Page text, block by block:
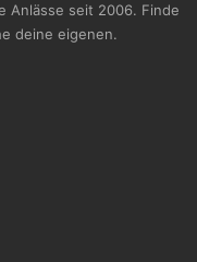
Anlässe seit 2006. Finde
deine eigenen.